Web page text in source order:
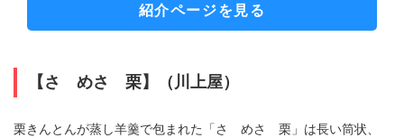
紹介ページを見る
【さゝめさゝ栗】（川上屋）
栗きんとんが蒸し羊羹で包まれた「さゝめさゝ栗」は長い筒状、